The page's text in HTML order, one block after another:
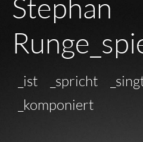
Stephan
Runge
_ist _spricht
_komponiert